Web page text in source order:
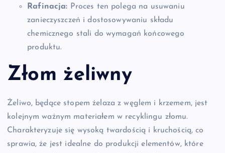
Rafinacja: Proces ten polega na usuwaniu
zanieczyszczeń i dostosowywaniu składu
chemicznego stali do wymagań końcowego
produktu.
Złom żeliwny
Żeliwo, będące stopem żelaza z węglem i krzemem, jest
kolejnym ważnym materiałem w recyklingu złomu.
Charakteryzuje się wysoką twardością i kruchością, co
sprawia, że jest idealne do produkcji elementów, które